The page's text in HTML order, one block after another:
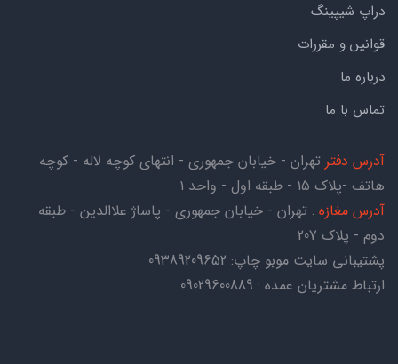
دراپ شیپینگ
قوانین و مقررات
درباره ما
تماس با ما
آدرس دفتر تهران - خیابان جمهوری - انتهای کوچه لاله - کوچه
هاتف -پلاک ۱۵ - طبقه اول - واحد ۱
آدرس مغازه : تهران - خیابان جمهوری - پاساژ علاالدین - طبقه
دوم - پلاک 207
پشتیبانی سایت موبو چاپ: 09389209652
ارتباط مشتریان عمده : 09029600889